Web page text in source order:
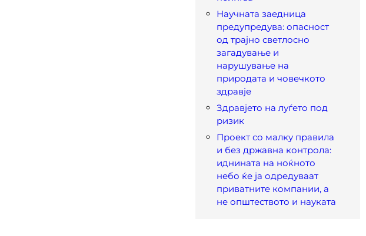
Научната заедница
предупредува: опасност
од трајно светлосно
загадување и
нарушување на
природата и човечкото
здравје
Здравјето на луѓето под
ризик
Проект со малку правила
и без државна контрола:
иднината на ноќното
небо ќе ја одредуваат
приватните компании, а
не општеството и науката